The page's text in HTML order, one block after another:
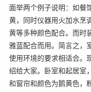
面举两个例子说明：如餐
黄，同时仪器用火加水烹
黄等多种颜色配合。而时
雅蓝配合而用。简言之，
使用环境的要求相适合。
绍给大家。卧室和起居室
和窗帘和颜色为鹅黄色，